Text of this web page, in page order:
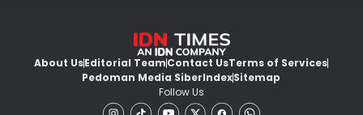
About UsEditorial TeamContact UsTerms of Services
Pedoman Media SiberIndexSitemap
Follow Us